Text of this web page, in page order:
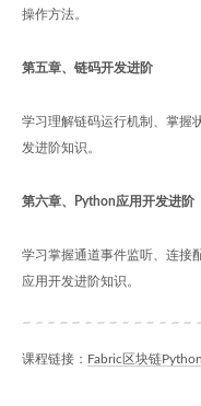
操作方法。
第五章、链码开发进阶
学习理解链码运行机制、掌握
发进阶知识。
第六章、Python应用开发进阶
学习掌握通道事件监听、连接
应用开发进阶知识。
课程链接： Fabric区块链